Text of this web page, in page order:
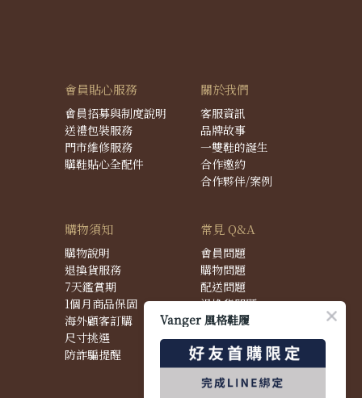
會員貼心服務
會員招募與制度說明
送禮包裝服務
門市維修服務
購鞋貼心全配件
關於我們
客服資訊
品牌故事
一雙鞋的誕生
合作邀約
合作夥伴/案例
購物須知
購物說明
退換貨服務
7天鑑賞期
1個月商品保固
海外顧客訂購
尺寸挑選
防詐騙提醒
常見 Q&A
會員問題
購物問題
配送問題
退換貨問題
商品問題
Vanger 風格鞋履